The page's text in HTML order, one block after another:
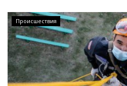
Происшествия